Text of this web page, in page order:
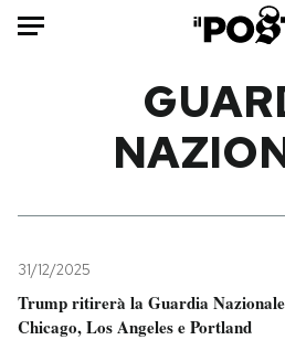
Mondo
Tecnologia
Internet
31/12/2025
Trump ritirerà la Guardia
Chicago, Los Angeles e Portland